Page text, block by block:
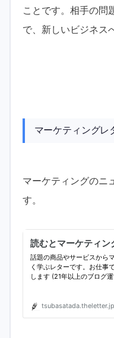
ことです。相手の問
で、新しいビジネス
マーケティングレ
マーケティングのニ
す。